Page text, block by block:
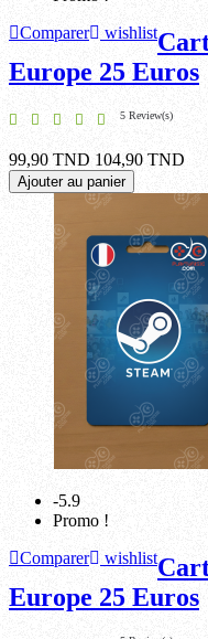
Comparer
wishlist
Europe 25 Euros
5 Review(s)
99,90 TND 104,90 TND
Ajouter au panier
-5.9
Promo !
Comparer
wishlist
Europe 25 Euros